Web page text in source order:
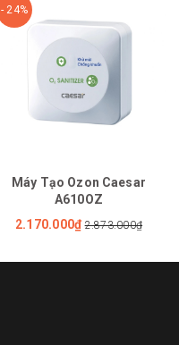
- 24%
Máy Tạo Ozon Caesar
A610OZ
2.170.000₫ 2.873.000₫